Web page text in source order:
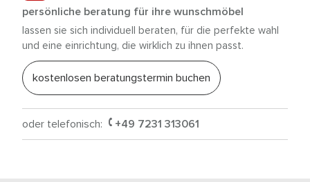
persönliche beratung für ihre wunschmöbel
lassen sie sich individuell beraten, für die perfekte wahl
und eine einrichtung, die wirklich zu ihnen passt.
kostenlosen beratungstermin buchen
oder telefonisch: +49 7231 313061